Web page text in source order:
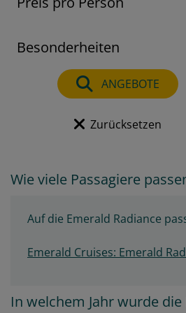
Besonderheiten
ANGEBOTE
Zurücksetzen
Wie viele Passagiere
Auf die Emerald Radiance
Emerald Cruises: Emerald
In welchem Jahr wurde